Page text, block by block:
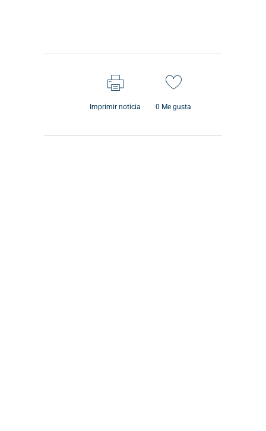
Imprimir noticia 0 Me gusta